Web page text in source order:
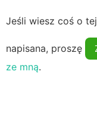
Jeśli wiesz coś o
napisana, proszę
ze mną.